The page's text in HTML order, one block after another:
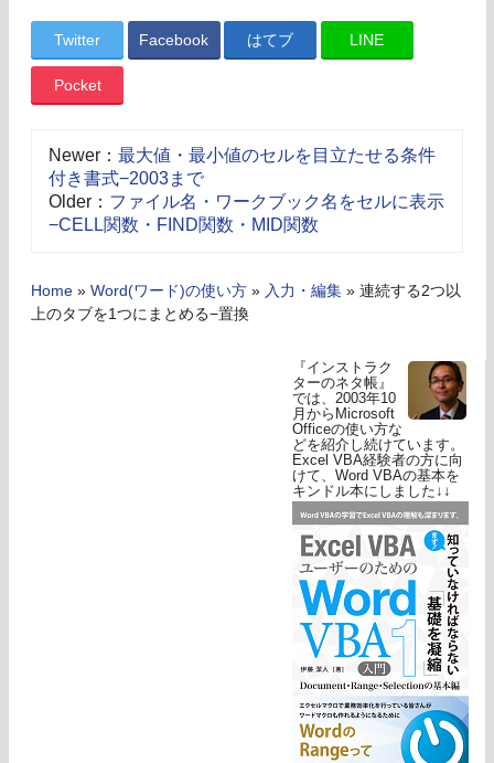
Twitter Facebook はてブ LINE
Pocket
Newer： 最大値・最小値のセルを目立たせる条件
付き書式−2003まで
Older： ファイル名・ワークブック名をセルに表示
−CELL関数・FIND関数・MID関数
Home » Word(ワード)の使い方 » 入力・編集 » 連続する2つ以
上のタブを1つにまとめる−置換
『インストラク
ターのネタ帳』
では、2003年10
月からMicrosoft
Officeの使い方な
どを紹介し続けています。
Excel VBA経験者の方に向
けて、Word VBAの基本を
キンドル本にしました↓↓